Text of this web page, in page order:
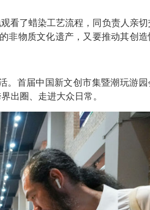
看了蜡染工艺流程，同负责人亲
非物质文化遗产，又要推动其创
。首届中国新文创市集暨潮玩游
出圈、走进大众日常。